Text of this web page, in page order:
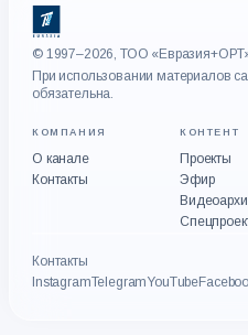
© 1997–2026, ТОО
При использовании материалов
обязательна.
КОМПАНИЯ
О канале
Контакты
КОНТЕНТ
Проекты
Эфир
Контакты
InstagramTelegramYouTube